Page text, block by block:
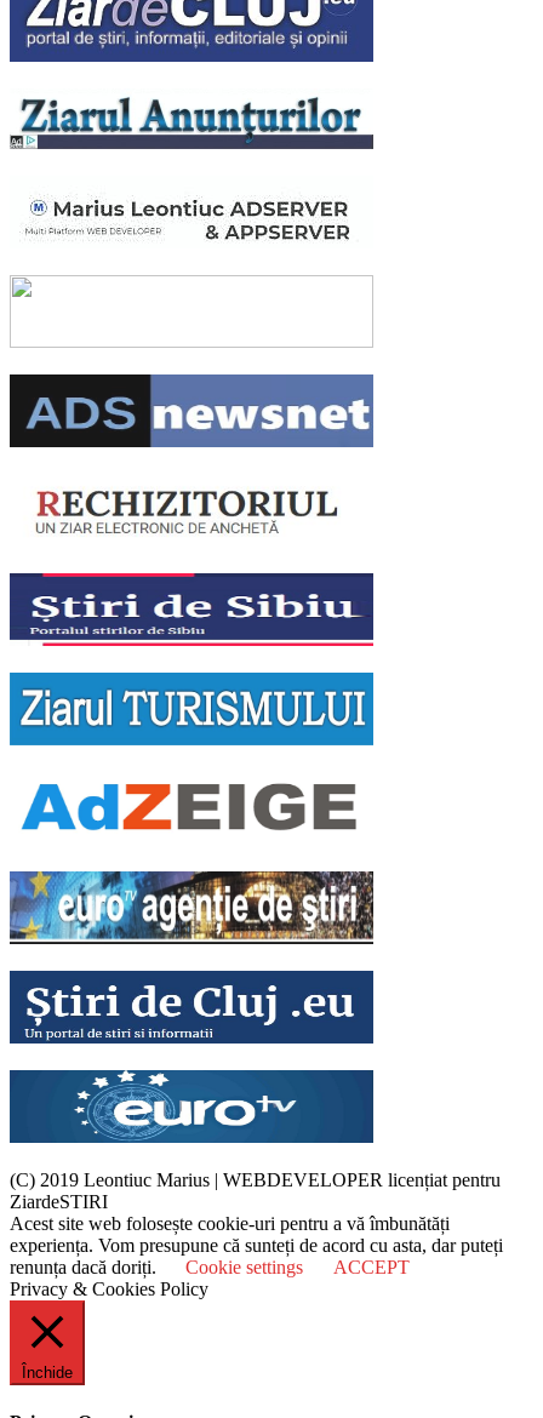
(C) 2019 Leontiuc Marius | WEBDEVELOPER licențiat pentru
ZiardeSTIRI
Acest site web folosește cookie-uri pentru a vă îmbunătăți
experiența. Vom presupune că sunteți de acord cu asta, dar puteți
renunța dacă doriți.
Cookie settings
ACCEPT
Privacy & Cookies Policy
Închide